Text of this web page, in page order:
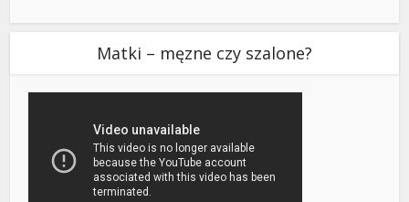
Matki – męzne czy szalone?